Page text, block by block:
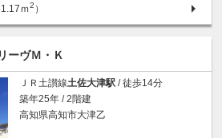
ｍ2 ）
ーヴＭ・Ｋ
ＪＲ土讃線土佐大津駅 / 徒歩14分
築年25年 / 2階建
高知県高知市大津乙